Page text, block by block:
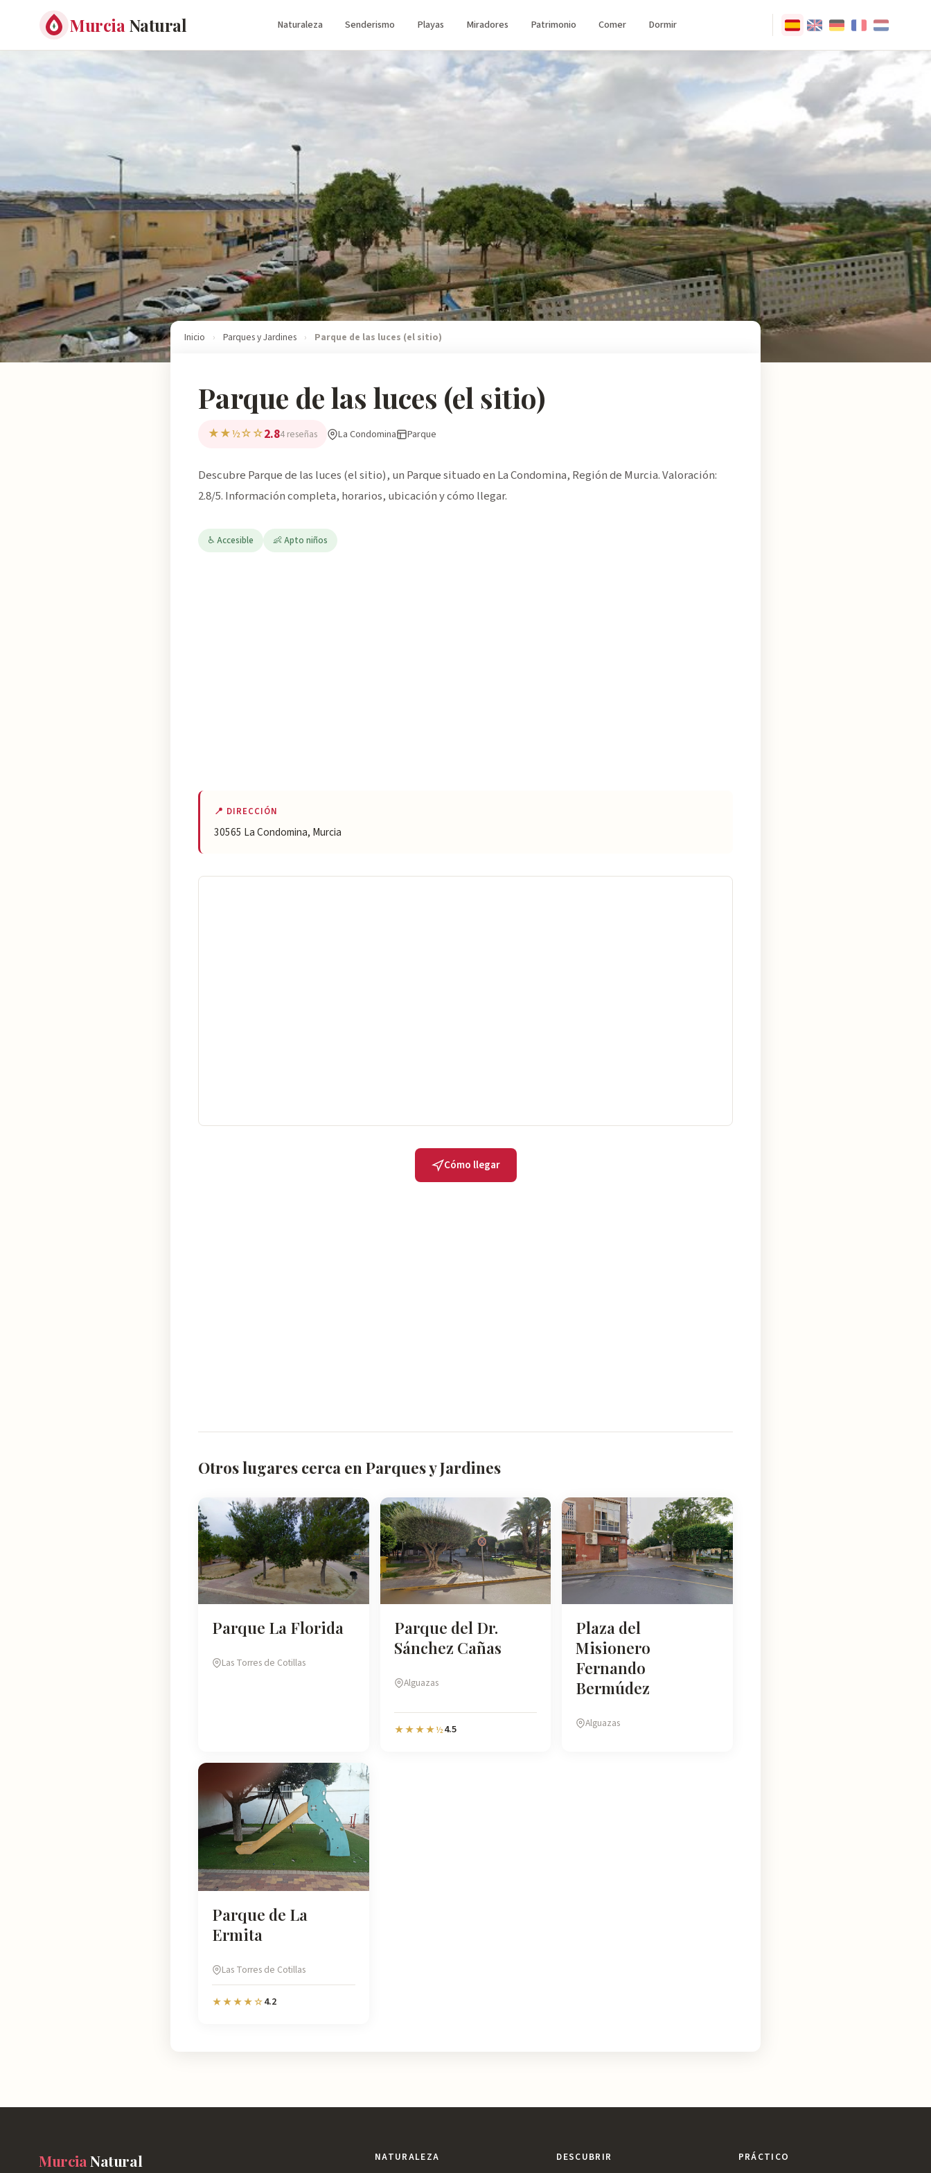
Murcia Natural Naturaleza Senderismo Playas Miradores Patrimonio Comer Dormir
Inicio › Parques y Jardines › Parque de las luces (el sitio)
Parque de las luces (el sitio)
★★½☆☆2.84 reseñas La Condomina Parque
Descubre Parque de las luces (el sitio), un Parque situado en La Condomina, Región de Murcia. Valoración:
2.8/5. Información completa, horarios, ubicación y cómo llegar.
♿ Accesible 👶 Apto niños
📍 DIRECCIÓN
30565 La Condomina, Murcia
Cómo llegar
Otros lugares cerca en Parques y Jardines
Parque La Florida
Las Torres de Cotillas
Parque del Dr.
Sánchez Cañas
Alguazas
★★★★½4.5
Plaza del
Misionero
Fernando
Bermúdez
Alguazas
Parque de La
Ermita
Las Torres de Cotillas
★★★★☆4.2
Murcia Natural NATURALEZA DESCUBRIR PRÁCTICO